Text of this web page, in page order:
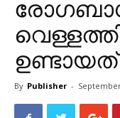
ഉണ്ടായത്
By Publisher -